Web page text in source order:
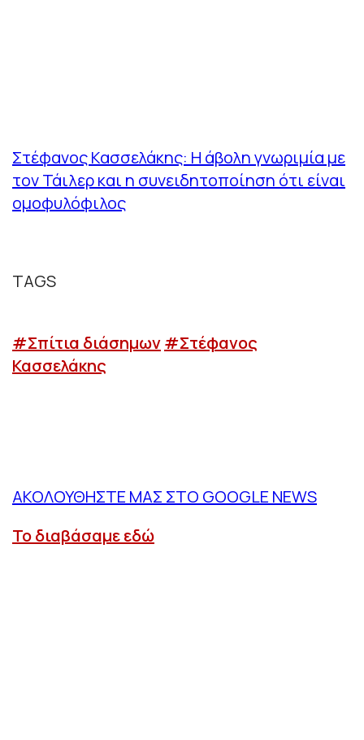
Στέφανος Κασσελάκης: Η άβολη γνωριμία με
τον Τάιλερ και η συνειδητοποίηση ότι είναι
ομοφυλόφιλος
TAGS
#Σπίτια διάσημων#Στέφανος
Κασσελάκης
ΑΚΟΛΟΥΘΗΣΤΕ ΜΑΣ ΣΤΟ GOOGLE NEWS
Το διαβάσαμε εδώ